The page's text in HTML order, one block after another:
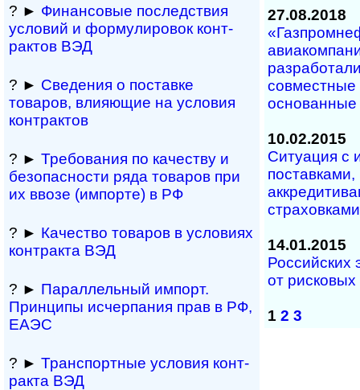
? ► Финансовые послед­ст­вия
усло­вий и фор­му­ли­ро­вок кон­т­
рак­тов ВЭД
? ► Сведения о пос­тав­ке
товаров, вли­я­ю­щие на усло­вия
кон­т­рактов
? ► Требования по ка­чес­тву и
безо­пас­но­сти ряда това­ров при
их ввозе (им­по­р­те) в РФ
? ► Качество това­ров в усло­виях
кон­т­ра­кта ВЭД
? ► Параллельный им­порт.
Прин­ципы ис­чер­па­ния прав в РФ,
ЕАЭС
? ► Транспортные усло­вия кон­т­
ра­кта ВЭД
27.08.2018
совместные
основанные
10.02.2015
Ситуация с
страховками
14.01.2015
Российских
от
1 2 3